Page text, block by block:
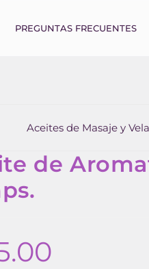
PREGUNTAS FRECUENTES
Aceites de Masaje y
de